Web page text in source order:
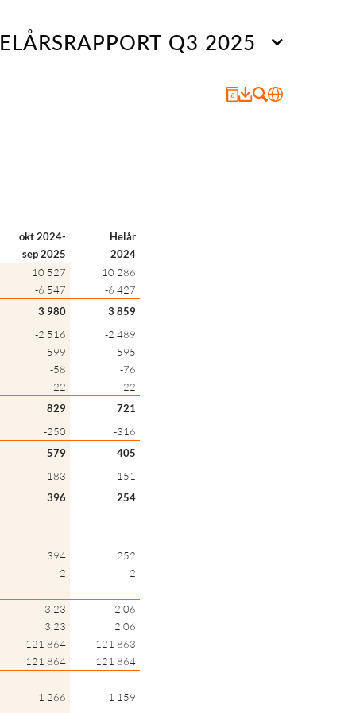
Q3 2025
okt 2024-
Helår
sep 2025
2024
10 527
10 286
-6 547
-6 427
3 980
3 859
-2 516
-2 489
-599
-595
-58
-76
22
22
829
721
-250
-316
579
405
-183
-151
396
254
394
252
2
2
3,23
2,06
3,23
2,06
121 864
121 863
121 864
121 864
1 266 1 159